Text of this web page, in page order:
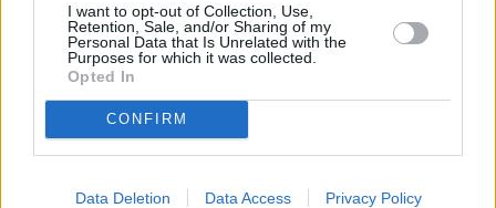
I want to opt-out of Collection, Use,
Retention, Sale, and/or Sharing of my
Personal Data that Is Unrelated with the
Purposes for which it was collected.
Opted In
CONFIRM
Data Deletion Data Access Privacy Policy
SlavenāTutas lietu
aktrise Liene Sebre atklāj
vienkāršu veidu, kā
iedarbināt vielmaiņu
Radio dīva Ieva Dzene